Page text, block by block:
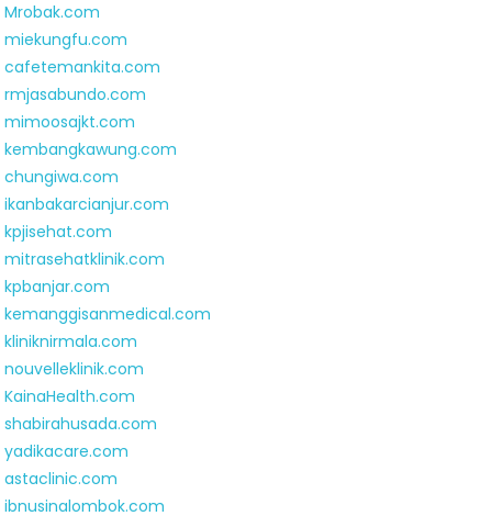
Mrobak.com
miekungfu.com
cafetemankita.com
rmjasabundo.com
mimoosajkt.com
kembangkawung.com
chungiwa.com
ikanbakarcianjur.com
kpjisehat.com
mitrasehatklinik.com
kpbanjar.com
kemanggisanmedical.com
kliniknirmala.com
nouvelleklinik.com
KainaHealth.com
shabirahusada.com
yadikacare.com
astaclinic.com
ibnusinalombok.com